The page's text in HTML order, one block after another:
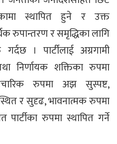
स्थापित हुने र उक्त
रुपान्तरण र समृद्धिका लागि
। पार्टीलाई अग्रगामी
निर्णायक शक्तिका रुपमा
रुपमा अझ सुस्पष्ट,
र सुदृढ, भावनात्मक रुपमा
रुपमा स्थापित गर्ने